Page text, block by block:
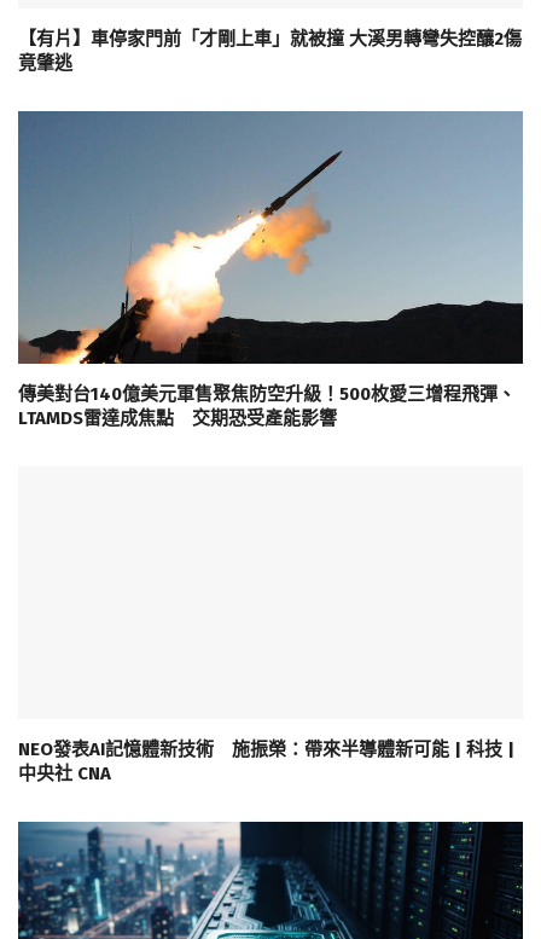
【有片】車停家門前「才剛上車」就被撞 大溪男轉彎失控釀2傷
竟肇逃
傳美對台140億美元軍售聚焦防空升級！500枚愛三增程飛彈、
LTAMDS雷達成焦點 交期恐受產能影響
NEO發表AI記憶體新技術 施振榮：帶來半導體新可能 | 科技 |
中央社 CNA